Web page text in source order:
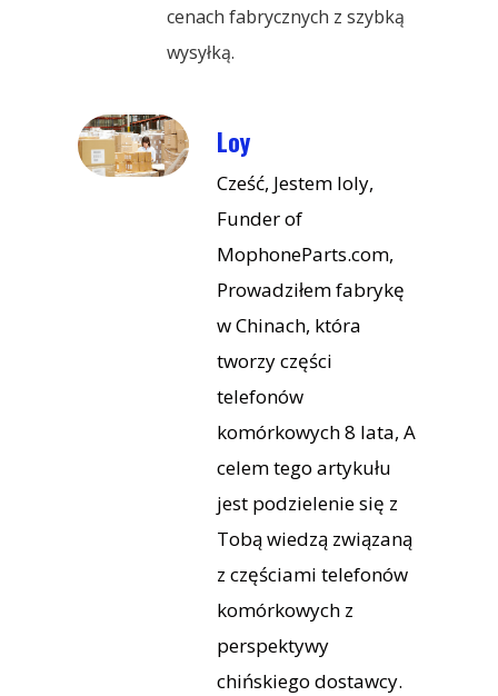
cenach fabrycznych z szybką
wysyłką.
Loy
Cześć, Jestem loly,
Funder of
MophoneParts.com,
Prowadziłem fabrykę
w Chinach, która
tworzy części
telefonów
komórkowych 8 lata, A
celem tego artykułu
jest podzielenie się z
Tobą wiedzą związaną
z częściami telefonów
komórkowych z
perspektywy
chińskiego dostawcy.